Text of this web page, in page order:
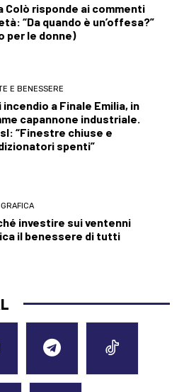
Colò risponde ai commenti
“Da quando è un’offesa?”
per le donne)
E BENESSERE
incendio a Finale Emilia, in
capannone industriale.
“Finestre chiuse e
spenti”
investire sui ventenni
il benessere di tutti